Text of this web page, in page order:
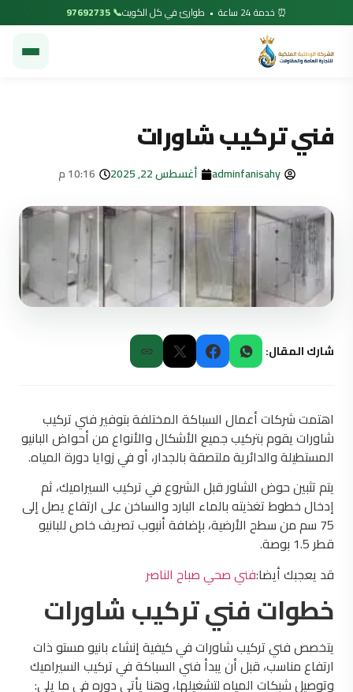
⏰ خدمة 24 ساعة • طوارئ في كل الكويت 📞 97692735
فني تركيب شاورات
adminfanisahy أغسطس 22, 2025 10:16 م
شارك المقال:
اهتمت شركات أعمال السباكة المختلفة بتوفير فني تركيب
شاورات يقوم بتركيب جميع الأشكال والأنواع من أحواض البانيو
المستطيلة والدائرية ملتصقة بالجدار، أو في زوايا دورة المياه.
يتم تثبين حوض الشاور قبل الشروع في تركيب السيراميك، ثم
إدخال خطوط تغذيته بالماء البارد والساخن على ارتفاع يصل إلى
75 سم من سطح الأرضية، بإضافة أنبوب تصريف خاص للبانيو
قطر 1.5 بوصة.
قد يعجبك أيضا:فني صحي صباح الناصر
خطوات فني تركيب شاورات
يتخصص فني تركيب شاورات في كيفية إنشاء بانيو مستو ذات
ارتفاع مناسب، قبل أن يبدأ فني السباكة في تركيب السيراميك
وتوصيل شبكات المياه لتشغيلها، وهنا يأتي دوره في ما يلي: